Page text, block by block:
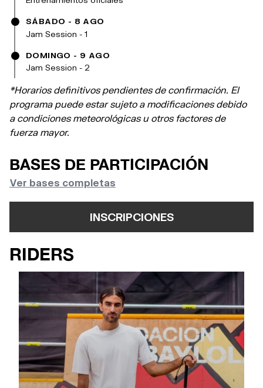
SÁBADO - 8 AGO
Jam Session - 1
DOMINGO - 9 AGO
Jam Session - 2
*Horarios definitivos pendientes de confirmación. El
programa puede estar sujeto a modificaciones debido
a condiciones meteorológicas u otros factores de
fuerza mayor.
BASES DE PARTICIPACIÓN
Ver bases completas
INSCRIPCIONES
RIDERS